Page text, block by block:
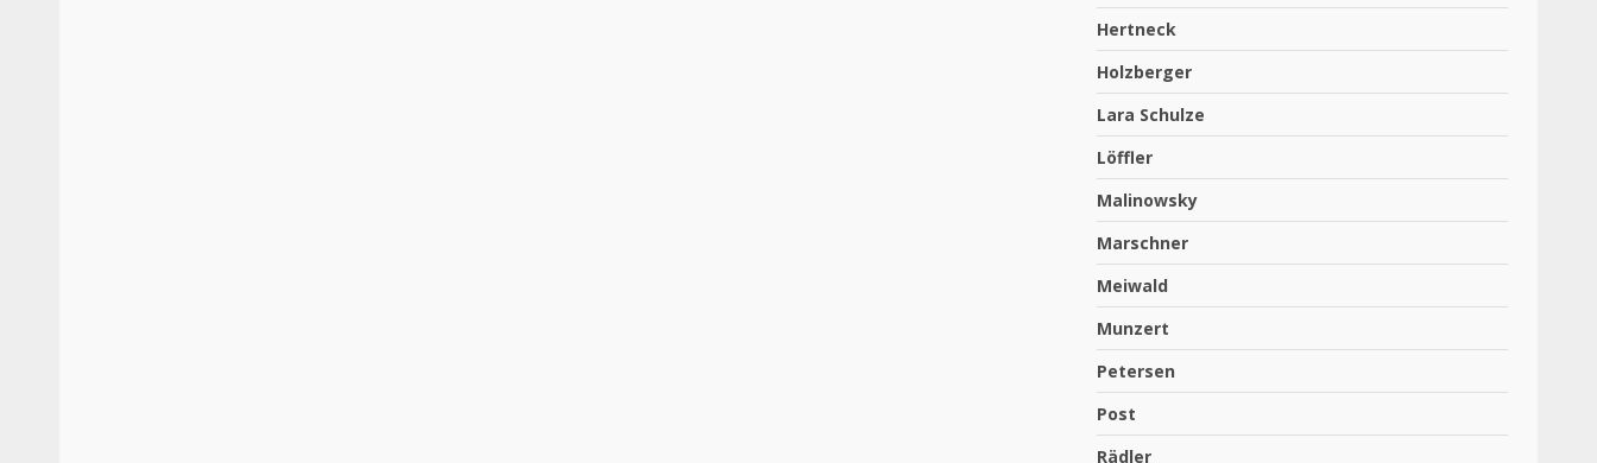
Hertneck
Holzberger
Lara Schulze
Löffler
Malinowsky
Marschner
Meiwald
Munzert
Petersen
Post
Rädler